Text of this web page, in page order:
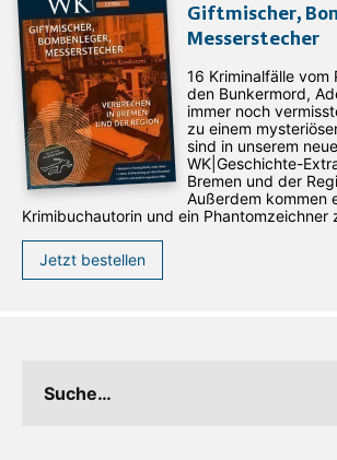
Giftmischer,
Messerstecher
16 Kriminalfälle
den Bunkermord,
immer noch
zu einem
sind in unserem
WK|Geschichte-
Bremen und der
Außerdem kommen
Krimibuchautorin und ein Phantomzeichner
Jetzt bestellen